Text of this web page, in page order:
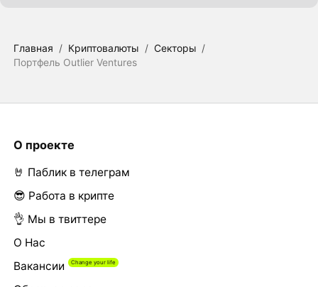
Главная / Криптовалюты / Секторы /
Портфель Outlier Ventures
О проекте
🤘 Паблик в телеграм
😎 Работа в крипте
👌 Мы в твиттере
О Нас
Вакансии